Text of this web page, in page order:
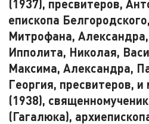
(1937), пресвитеров,
епископа
Митрофана,
Ипполита, Николая,
Максима, Александра,
Георгия, пресвитеров,
(1938),
(Гагалюка),